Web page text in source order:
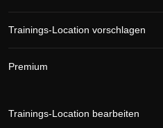
Trainings-Location vorschlagen
Premium
Trainings-Location bearbeiten